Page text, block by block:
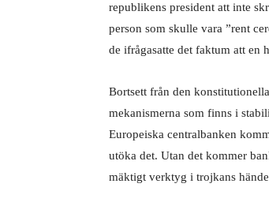
republikens president att inte
person som skulle vara ”rent
de ifrågasatte det faktum att en
Bortsett från den
mekanismerna som finns i
Europeiska centralbanken
utöka det. Utan det kommer
mäktigt verktyg i trojkans